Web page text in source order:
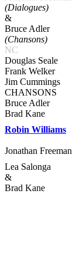
(Dialogues)
&
Bruce Adler
(Chansons)
NC
Douglas Seale
Frank Welker
Jim Cummings
CHANSONS
Bruce Adler
Brad Kane
Robin Williams
Jonathan Freeman
Lea Salonga
&
Brad Kane